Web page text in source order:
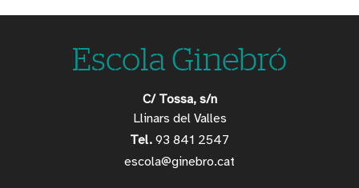
Escola Ginebró
C/ Tossa, s/n
Llinars del Valles
Tel. 93 841 2547
escola@ginebro.cat